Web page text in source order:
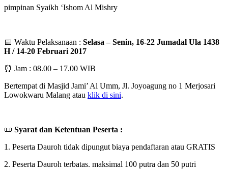
pimpinan Syaikh ‘Ishom Al Mishry
📅 Waktu Pelaksanaan : Selasa – Senin, 16-22 Jumadal Ula 1438
H / 14-20 Februari 2017
⏰ Jam : 08.00 – 17.00 WIB
Bertempat di Masjid Jami’ Al Umm, Jl. Joyoagung no 1 Merjosari
Lowokwaru Malang atau klik di sini.
📜 Syarat dan Ketentuan Peserta :
1. Peserta Dauroh tidak dipungut biaya pendaftaran atau GRATIS
2. Peserta Dauroh terbatas. maksimal 100 putra dan 50 putri